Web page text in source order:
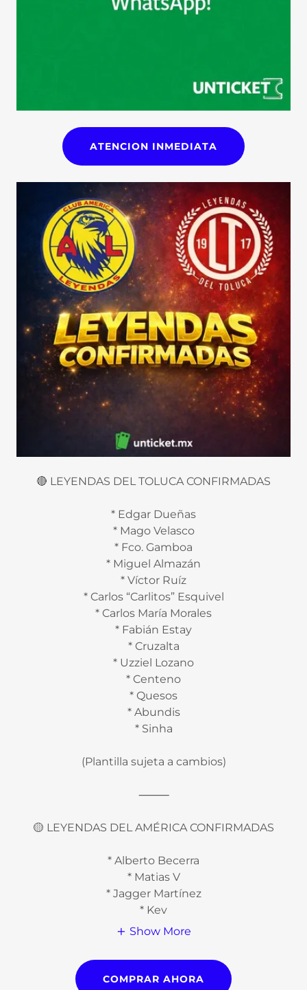
ATENCION INMEDIATA
🔴 LEYENDAS DEL TOLUCA CONFIRMADAS
* Edgar Dueñas
* Mago Velasco
* Fco. Gamboa
* Miguel Almazán
* Víctor Ruíz
* Carlos “Carlitos” Esquivel
* Carlos María Morales
* Fabián Estay
* Cruzalta
* Uzziel Lozano
* Centeno
* Quesos
* Abundis
* ⁠Sinha
(Plantilla sujeta a cambios)
⸻
🟡 LEYENDAS DEL AMÉRICA CONFIRMADAS
* Alberto Becerra
* Matias V
* Jagger Martínez
* Kev
Show More
COMPRAR AHORA